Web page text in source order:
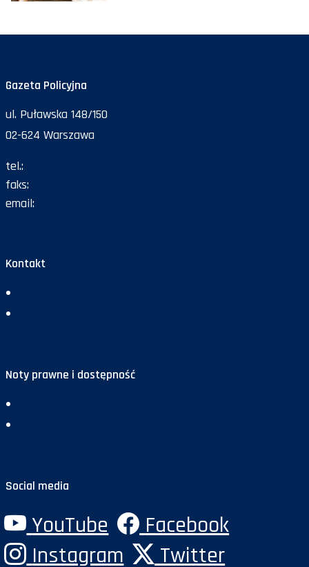
Gazeta Policyjna
ul. Puławska 148/150
02-624 Warszawa
tel.:
faks:
email:
Kontakt
Noty prawne i dostępność
Social media
YouTube
Facebook
Instagram
Twitter